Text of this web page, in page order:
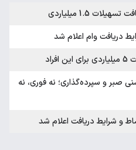
1.5 میلیاردی
دریافت وام اعلام شد
چاشنی صبر و سپرده‌گذاری؛ نه فوری، نه